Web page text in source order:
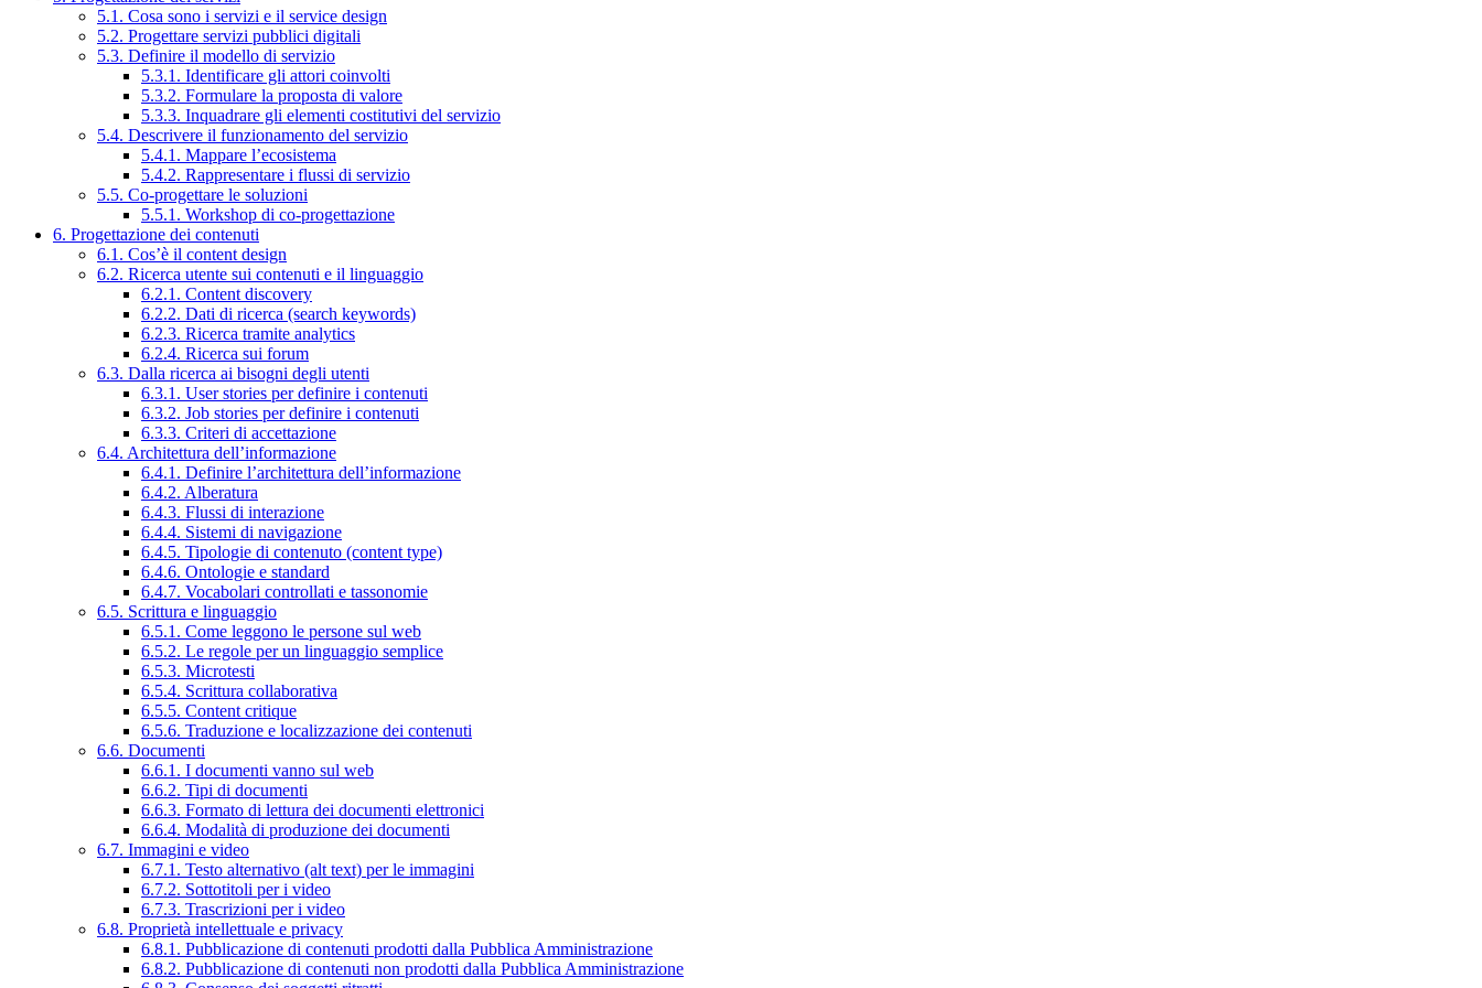
5.1. Cosa sono i servizi e il service design
5.2. Progettare servizi pubblici digitali
5.3. Definire il modello di servizio
5.3.1. Identificare gli attori coinvolti
5.3.2. Formulare la proposta di valore
5.3.3. Inquadrare gli elementi costitutivi del servizio
5.4. Descrivere il funzionamento del servizio
5.4.1. Mappare l’ecosistema
5.4.2. Rappresentare i flussi di servizio
5.5. Co-progettare le soluzioni
5.5.1. Workshop di co-progettazione
6. Progettazione dei contenuti
6.1. Cos’è il content design
6.2. Ricerca utente sui contenuti e il linguaggio
6.2.1. Content discovery
6.2.2. Dati di ricerca (search keywords)
6.2.3. Ricerca tramite analytics
6.2.4. Ricerca sui forum
6.3. Dalla ricerca ai bisogni degli utenti
6.3.1. User stories per definire i contenuti
6.3.2. Job stories per definire i contenuti
6.3.3. Criteri di accettazione
6.4. Architettura dell’informazione
6.4.1. Definire l’architettura dell’informazione
6.4.2. Alberatura
6.4.3. Flussi di interazione
6.4.4. Sistemi di navigazione
6.4.5. Tipologie di contenuto (content type)
6.4.6. Ontologie e standard
6.4.7. Vocabolari controllati e tassonomie
6.5. Scrittura e linguaggio
6.5.1. Come leggono le persone sul web
6.5.2. Le regole per un linguaggio semplice
6.5.3. Microtesti
6.5.4. Scrittura collaborativa
6.5.5. Content critique
6.5.6. Traduzione e localizzazione dei contenuti
6.6. Documenti
6.6.1. I documenti vanno sul web
6.6.2. Tipi di documenti
6.6.3. Formato di lettura dei documenti elettronici
6.6.4. Modalità di produzione dei documenti
6.7. Immagini e video
6.7.1. Testo alternativo (alt text) per le immagini
6.7.2. Sottotitoli per i video
6.7.3. Trascrizioni per i video
6.8. Proprietà intellettuale e privacy
6.8.1. Pubblicazione di contenuti prodotti dalla Pubblica Amministrazione
6.8.2. Pubblicazione di contenuti non prodotti dalla Pubblica Amministrazione